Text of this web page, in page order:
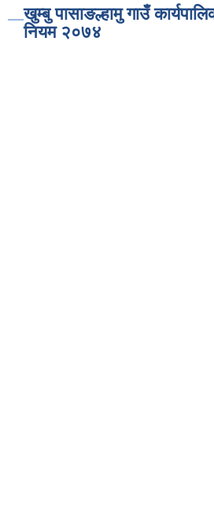
खुम्बु पासाङल्हामु गाउँ
नियम २०७४